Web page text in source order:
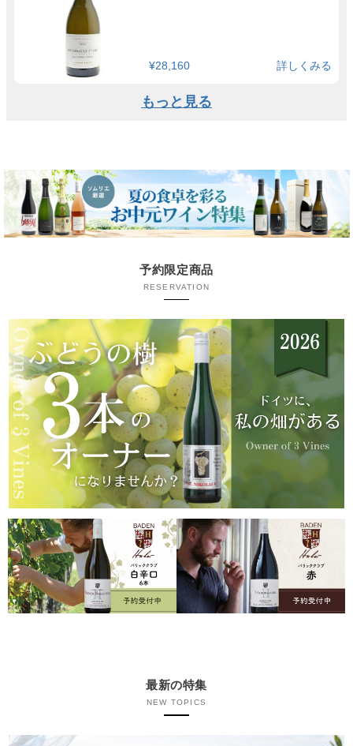
¥28,160 詳しくみる
もっと見る
予約限定商品
RESERVATION
最新の特集
NEW TOPICS